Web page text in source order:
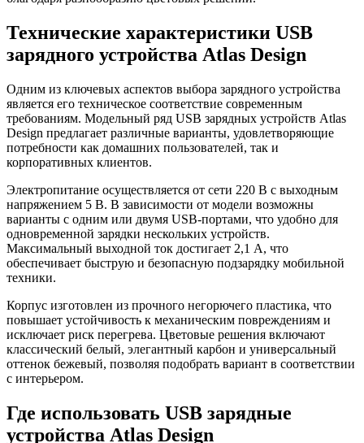
Технические характеристики USB
зарядного устройства Atlas Design
Одним из ключевых аспектов выбора зарядного устройства
является его техническое соответствие современным
требованиям. Модельный ряд USB зарядных устройств Atlas
Design предлагает различные варианты, удовлетворяющие
потребности как домашних пользователей, так и
корпоративных клиентов.
Электропитание осуществляется от сети 220 В с выходным
напряжением 5 В. В зависимости от модели возможны
варианты с одним или двумя USB-портами, что удобно для
одновременной зарядки нескольких устройств.
Максимальный выходной ток достигает 2,1 А, что
обеспечивает быструю и безопасную подзарядку мобильной
техники.
Корпус изготовлен из прочного негорючего пластика, что
повышает устойчивость к механическим повреждениям и
исключает риск перегрева. Цветовые решения включают
классический белый, элегантный карбон и универсальный
оттенок бежевый, позволяя подобрать вариант в соответствии
с интерьером.
Где использовать USB зарядные
устройства Atlas Design